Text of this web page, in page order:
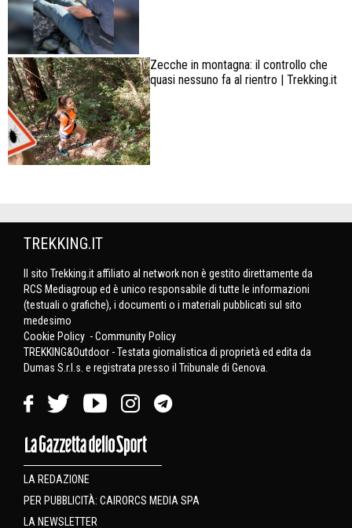
Zecche in montagna: il controllo che
quasi nessuno fa al rientro | Trekking.it
TREKKING.IT
Il sito Trekking.it affiliato al network non è gestito direttamente da
RCS Mediagroup ed è unico responsabile di tutte le informazioni
(testuali o grafiche), i documenti o i materiali pubblicati sul sito
medesimo
Cookie Policy -Community Policy
TREKKING&Outdoor - Testata giornalistica di proprietà ed edita da
Dumas S.r.l.s. e registrata presso il Tribunale di Genova.
LA REDAZIONE
PER PUBBLICITÀ: CAIRORCS MEDIA SPA
LA NEWSLETTER